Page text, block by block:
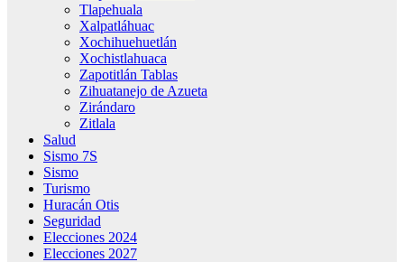
Tlapehuala
Xalpatláhuac
Xochihuehuetlán
Xochistlahuaca
Zapotitlán Tablas
Zihuatanejo de Azueta
Zirándaro
Zitlala
Salud
Sismo 7S
Sismo
Turismo
Huracán Otis
Seguridad
Elecciones 2024
Elecciones 2027